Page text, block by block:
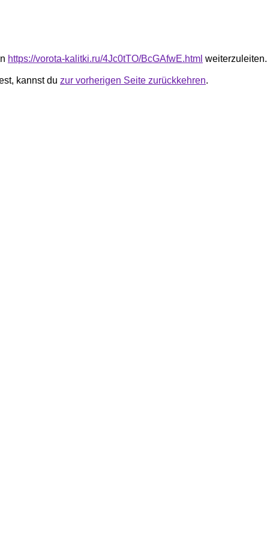
https://vorota-kalitki.ru/4Jc0tTO/BcGAfwE.html weiterzuleiten.
kannst du zur vorherigen Seite zurückkehren.